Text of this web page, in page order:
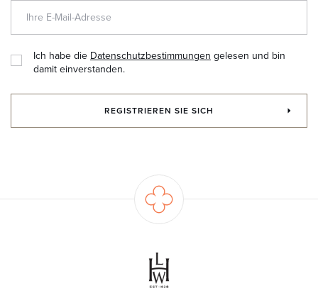
Ich habe die Datenschutzbestimmungen gelesen und bin
damit einverstanden.
REGISTRIEREN SIE SICH